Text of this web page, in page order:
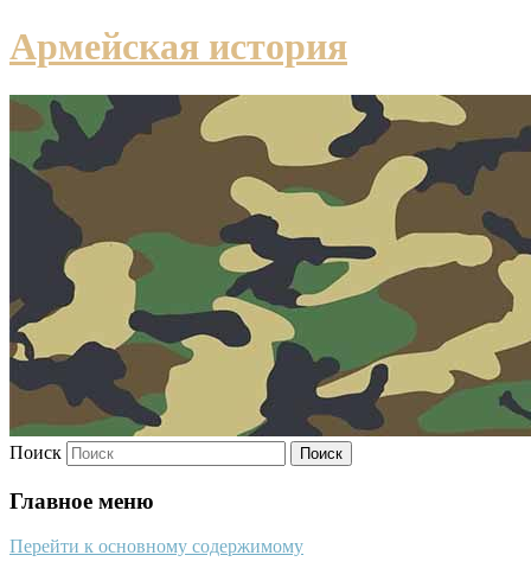
Армейская история
Поиск
Главное меню
Перейти к основному содержимому